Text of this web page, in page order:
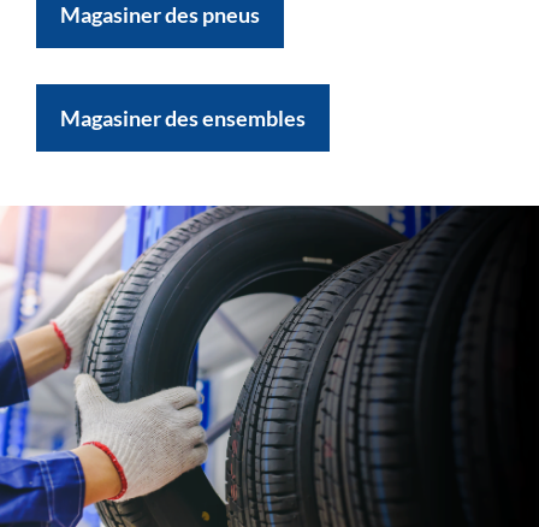
Magasiner des pneus
Magasiner des ensembles